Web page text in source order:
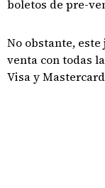
boletos de pre-
No obstante,
venta con todas
Visa y